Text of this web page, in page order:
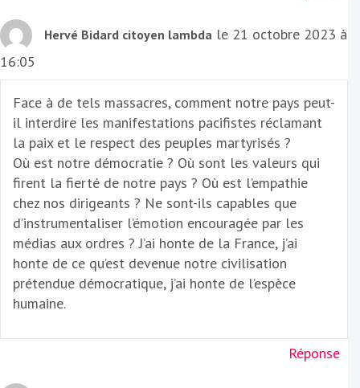
Hervé Bidard citoyen lambda le 21 octobre 2023 à
16:05
Face à de tels massacres, comment notre pays peut-
il interdire les manifestations pacifistes réclamant
la paix et le respect des peuples martyrisés ?
Où est notre démocratie ? Où sont les valeurs qui
firent la fierté de notre pays ? Où est l’empathie
chez nos dirigeants ? Ne sont-ils capables que
d’instrumentaliser l’émotion encouragée par les
médias aux ordres ? J’ai honte de la France, j’ai
honte de ce qu’est devenue notre civilisation
prétendue démocratique, j’ai honte de l’espèce
humaine.
Réponse